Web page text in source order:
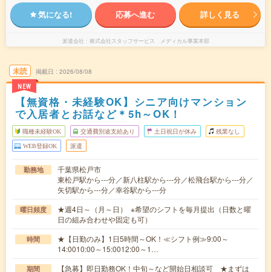
気になる! 応募へ進む 詳しく見る
派遣会社 株式会社スタッフサービス メディカル事業本部
未読
NEW
掲載日 2026/08/08
【無資格・未経験OK】シニア向けマンション
で入居者とお話など＊5h～OK！
職種未経験OK 交通費別途支給あり 土日祝日が休み 残業なし
WEB登録OK 派遣
勤務地
千葉県松戸市
東松戸駅から---分／新八柱駅から---分／松飛台駅から---分／
矢切駅から---分／幸谷駅から---分
曜日頻度
★週4日～（月～日） ※希望のシフトを毎月提出（日数と曜
日の組み合わせや固定も可）
時間
★【日勤のみ】1日5時間～OK！≪シフト例≫9:00～
14:0010:00～15:0012:00～1…
期間 【急募】即日勤務OK！中旬～など開始日相談可 ★まずは